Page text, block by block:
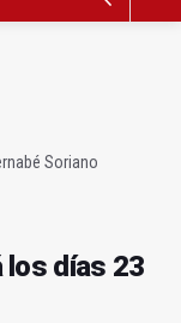
Soriano
los días 23